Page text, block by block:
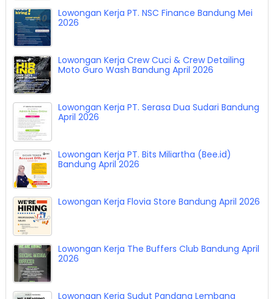
Walk In Interview ! Cafe De Ruru Bandung 7 Mei
2026
Lowongan Kerja PT. NSC Finance Bandung Mei
2026
Lowongan Kerja Crew Cuci & Crew Detailing
Moto Guro Wash Bandung April 2026
Lowongan Kerja PT. Serasa Dua Sudari Bandung
April 2026
Lowongan Kerja PT. Bits Miliartha (Bee.id)
Lowongan Kerja Flovia Store Bandung April 2026
Lowongan Kerja The Buffers Club Bandung April